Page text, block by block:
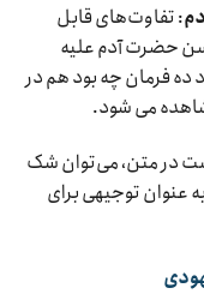
: تفاوت‌های قابل
حضرت آدم علیه
ده فرمان چه بود هم در
می شود.
در متن، می‌توان شک
عنوان توجیهی برای